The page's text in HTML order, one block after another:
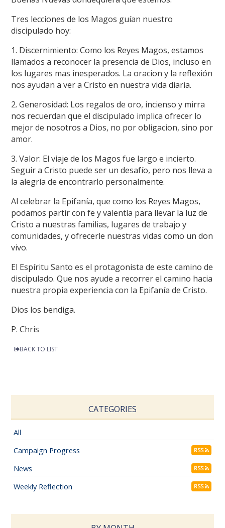
Tres lecciones de los Magos guían nuestro
discipulado hoy:
1. Discernimiento: Como los Reyes Magos, estamos
llamados a reconocer la presencia de Dios, incluso en
los lugares mas inesperados. La oracion y la reflexión
nos ayudan a ver a Cristo en nuestra vida diaria.
2. Generosidad: Los regalos de oro, incienso y mirra
nos recuerdan que el discipulado implica ofrecer lo
mejor de nosotros a Dios, no por obligacion, sino por
amor.
3. Valor: El viaje de los Magos fue largo e incierto.
Seguir a Cristo puede ser un desafío, pero nos lleva a
la alegría de encontrarlo personalmente.
Al celebrar la Epifanía, que como los Reyes Magos,
podamos partir con fe y valentía para llevar la luz de
Cristo a nuestras familias, lugares de trabajo y
comunidades, y ofrecerle nuestras vidas como un don
vivo.
El Espíritu Santo es el protagonista de este camino de
discipulado. Que nos ayude a recorrer el camino hacia
nuestra propia experiencia con la Epifanía de Cristo.
Dios los bendiga.
P. Chris
BACK TO LIST
CATEGORIES
All
Campaign Progress
RSS
News RSS
Weekly Reflection RSS